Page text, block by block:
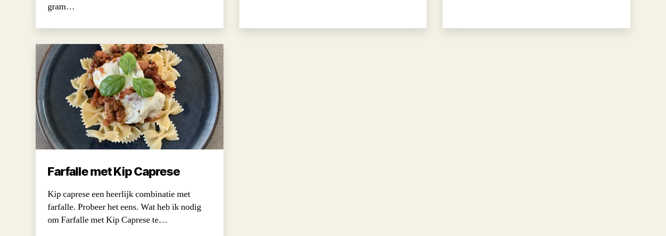
gram…
Farfalle met Kip Caprese
Kip caprese een heerlijk combinatie met
farfalle. Probeer het eens. Wat heb ik nodig
om Farfalle met Kip Caprese te…